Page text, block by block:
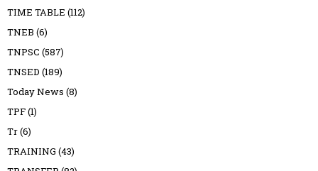
TIME TABLE (112)
TNEB (6)
TNPSC (587)
TNSED (189)
Today News (8)
TPF(1)
Tr(6)
TRAINING (43)